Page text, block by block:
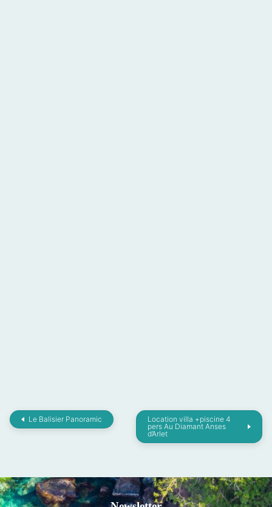
Le Balisier Panoramic
Location villa +piscine 4
pers Au Diamant Anses
d’Arlet